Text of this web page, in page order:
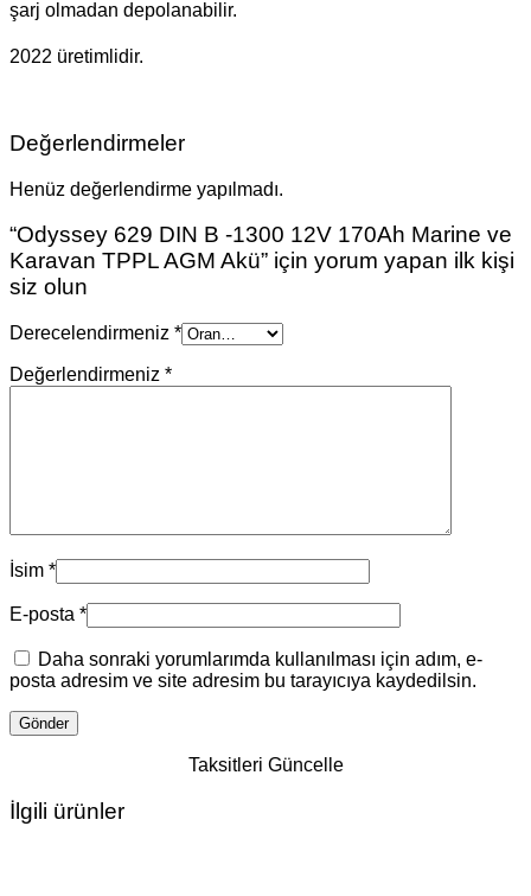
şarj olmadan depolanabilir.
2022 üretimlidir.
Değerlendirmeler
Henüz değerlendirme yapılmadı.
“Odyssey 629 DIN B -1300 12V 170Ah Marine ve
Karavan TPPL AGM Akü” için yorum yapan ilk kişi
siz olun
Derecelendirmeniz *
Değerlendirmeniz *
İsim *
E-posta *
Daha sonraki yorumlarımda kullanılması için adım, e-
posta adresim ve site adresim bu tarayıcıya kaydedilsin.
Taksitleri Güncelle
İlgili ürünler